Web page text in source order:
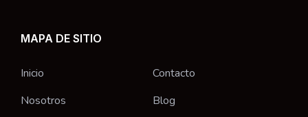
MAPA DE SITIO
Inicio
Nosotros
Contacto
Blog